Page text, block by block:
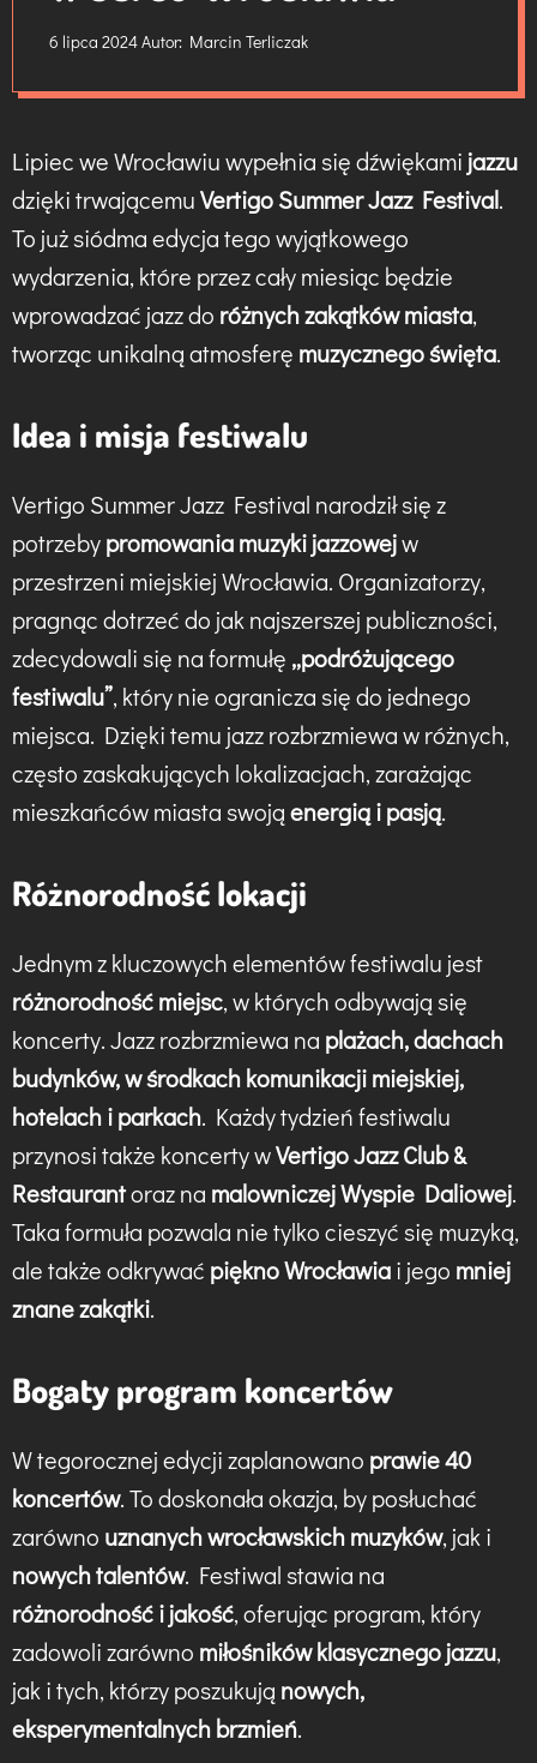
6 lipca 2024Autor: Marcin Terliczak
Lipiec we Wrocławiu wypełnia się dźwiękami jazzu
dzięki trwającemuVertigo Summer Jazz Festival.
To już siódma edycja tego wyjątkowego
wydarzenia, które przez cały miesiąc będzie
wprowadzać jazz do różnych zakątków miasta,
tworząc unikalną atmosferę muzycznego święta.
Idea i misja festiwalu
Vertigo Summer Jazz Festival narodził się z
potrzebypromowania muzyki jazzowejw
przestrzeni miejskiej Wrocławia. Organizatorzy,
pragnąc dotrzeć do jak najszerszej publiczności,
zdecydowali się na formułę „podróżującego
festiwalu”, który nie ogranicza się do jednego
miejsca. Dzięki temu jazz rozbrzmiewa w różnych,
często zaskakujących lokalizacjach, zarażając
mieszkańców miasta swojąenergią i pasją.
Różnorodność lokacji
Jednym z kluczowych elementów festiwalu jest
różnorodność miejsc, w których odbywają się
koncerty. Jazz rozbrzmiewa na plażach, dachach
budynków, w środkach komunikacji miejskiej,
hotelach i parkach. Każdy tydzień festiwalu
przynosi także koncerty wVertigo Jazz Club &
Restaurantoraz na malowniczej Wyspie Daliowej.
Taka formuła pozwala nie tylko cieszyć się muzyką,
ale także odkrywać piękno Wrocławiai jego mniej
znane zakątki.
Bogaty program koncertów
W tegorocznej edycji zaplanowano prawie 40
koncertów. To doskonała okazja, by posłuchać
zarówno uznanych wrocławskich muzyków, jak i
nowych talentów. Festiwal stawia na
różnorodność i jakość, oferując program, który
zadowoli zarówno miłośników klasycznego jazzu,
jak i tych, którzy poszukują nowych,
eksperymentalnych brzmień.